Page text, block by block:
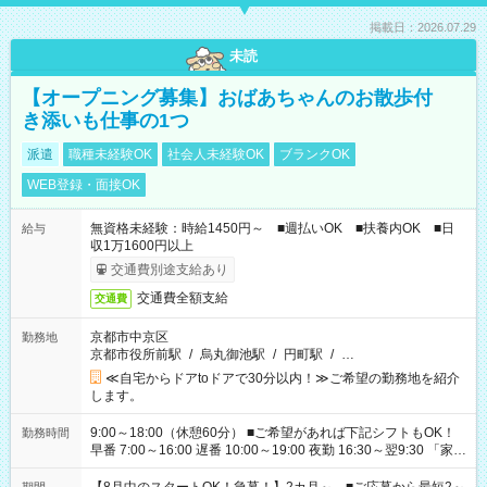
掲載日：2026.07.29
未読
【オープニング募集】おばあちゃんのお散歩付
き添いも仕事の1つ
派遣 職種未経験OK 社会人未経験OK
ブランクOK
WEB登録・面接OK
給与
無資格未経験：時給1450円～ ■週払いOK ■扶養内OK ■日
収1万1600円以上
交通費別途支給あり
交通費 交通費全額支給
勤務地
京都市中京区
京都市役所前駅 / 烏丸御池駅 / 円町駅 / …
≪自宅からドアtoドアで30分以内！≫ご希望の勤務地を紹介
します。
勤務時間
9:00～18:00（休憩60分） ■ご希望があれば下記シフトもOK！
早番 7:00～16:00 遅番 10:00～19:00 夜勤 16:30～翌9:30 「家族
と休みを合わせたい」 「余裕を持って夕飯の準備がしたい」